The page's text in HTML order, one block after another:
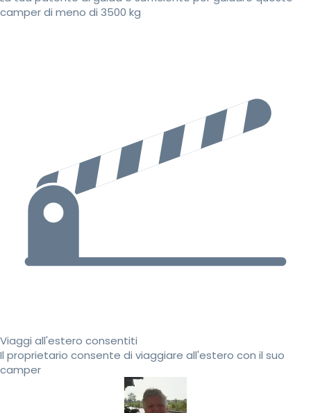
camper di meno di 3500 kg
Viaggi all'estero consentiti
Il proprietario consente di viaggiare all'estero con il suo
camper